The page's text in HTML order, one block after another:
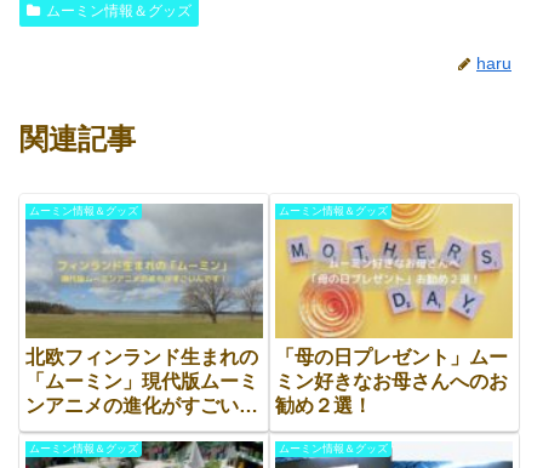
ムーミン情報＆グッズ
haru
関連記事
ムーミン情報＆グッズ
北欧フィンランド生まれの
「ムーミン」現代版ムーミ
ンアニメの進化がすごいん
です！
ムーミン情報＆グッズ
「母の日プレゼント」ムー
ミン好きなお母さんへのお
勧め２選！
ムーミン情報＆グッズ ムーミン情報＆グッズ